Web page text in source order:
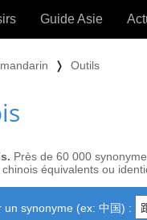
Guide Asie
❭ Outils
Près de 60 000
équivalents ou
un synonyme (ex: 中国) :